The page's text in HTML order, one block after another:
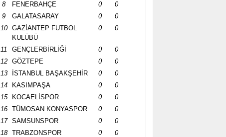
8
FENERBAHÇE 0
0
9
GALATASARAY 0
0
10
GAZİANTEP FUTBOL
KULÜBÜ
0 0
11 GENÇLERBİRLİĞİ 0
0
12
GÖZTEPE 0
0
13
İSTANBUL BAŞAKŞEHİR 0
0
14
KASIMPAŞA 0
0
15
KOCAELİSPOR 0
0
16
TÜMOSAN KONYASPOR 0
0
17
SAMSUNSPOR 0
0
18
TRABZONSPOR 0 0